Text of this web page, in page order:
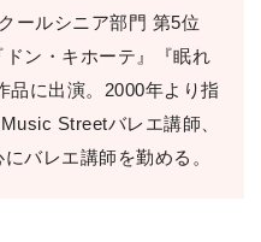
ールシニア部門 第5位
ドン・キホーテ』『眠れ
品に出演。2000年より指
Streetバレエ講師、
バレエ講師を勤める。